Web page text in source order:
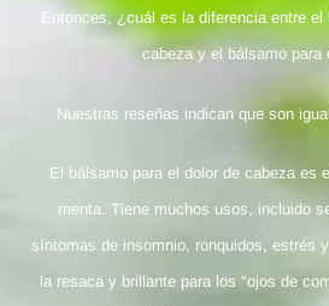
Entonces, ¿cuál es la diferencia entre el
cabeza y el bálsamo para
Nuestras reseñas indican que son
El bálsamo para el dolor de cabeza es
menta. Tiene muchos usos, incluido
síntomas de insomnio, ronquidos, estrés
la resaca y brillante para los "ojos de